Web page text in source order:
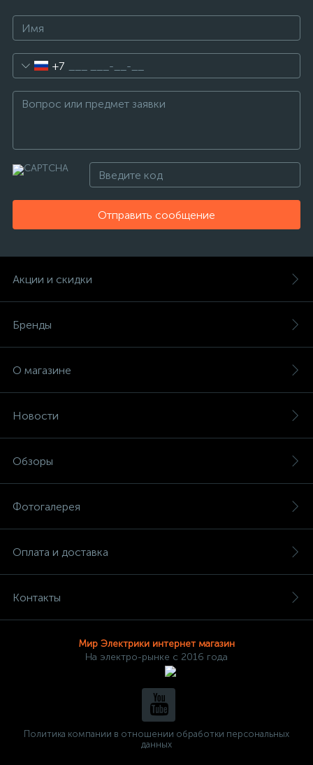
+7
Отправить сообщение
Акции и скидки
Бренды
О магазине
Новости
Обзоры
Фотогалерея
Оплата и доставка
Контакты
Мир Электрики интернет магазин
На электро-рынке с 2016 года
Политика компании в отношении обработки персональных
данных